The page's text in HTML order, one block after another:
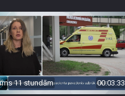
11 stundām 00:03:33